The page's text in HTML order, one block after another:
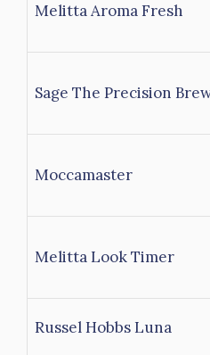
Melitta Aroma Fresh
Sage The Precision
Moccamaster
Melitta Look Timer
Russel Hobbs Luna